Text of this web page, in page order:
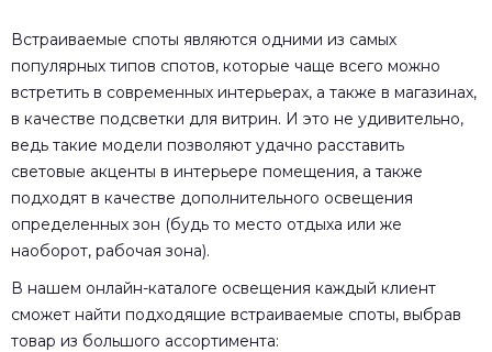
Встраиваемые споты являются одними из самых
популярных типов спотов, которые чаще всего можно
встретить в современных интерьерах, а также в магазинах,
в качестве подсветки для витрин. И это не удивительно,
ведь такие модели позволяют удачно расставить
световые акценты в интерьере помещения, а также
подходят в качестве дополнительного освещения
определенных зон (будь то место отдыха или же
наоборот, рабочая зона).
В нашем онлайн-каталоге освещения каждый клиент
сможет найти подходящие встраиваемые споты, выбрав
товар из большого ассортимента: